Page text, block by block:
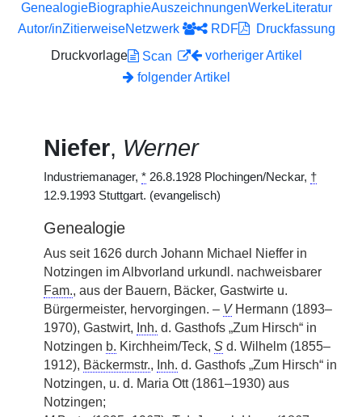
GenealogieBiographieAuszeichnungenWerkeLiteratur
Autor/inZitierweiseNetzwerk RDF
Druckfassung
Druckvorlage
Scan
vorheriger Artikel
folgender Artikel
Niefer, Werner
Industriemanager, * 26.8.1928 Plochingen/Neckar, †
12.9.1993 Stuttgart. (evangelisch)
Genealogie
Aus seit 1626 durch Johann Michael Nieffer in
Notzingen im Albvorland urkundl. nachweisbarer
Fam., aus der Bauern, Bäcker, Gastwirte u.
Bürgermeister, hervorgingen. – VHermann (1893–
1970), Gastwirt, Inh. d. Gasthofs „Zum Hirsch“ in
Notzingen b. Kirchheim/Teck, S d. Wilhelm (1855–
1912), Bäckermstr., Inh. d. Gasthofs „Zum Hirsch“ in
Notzingen, u. d. Maria Ott (1861–1930) aus
Notzingen;